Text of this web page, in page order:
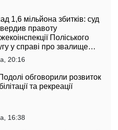
1,6 мільйона збитків: суд
правоту
Поліського
у справі про звалище
20:16
обговорили розвиток
та рекреації
16:38